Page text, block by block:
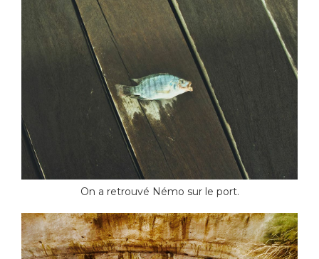
On a retrouvé Némo sur le port.